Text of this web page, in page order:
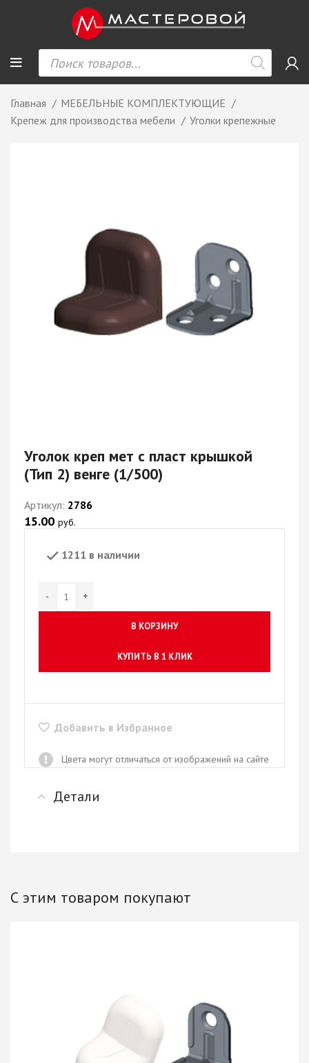
Главная
МЕБЕЛЬНЫЕ КОМПЛЕКТУЮЩИЕ
Крепеж для производства мебели
Уголки крепежные
Уголок креп мет с пласт крышкой
(Тип 2) венге (1/500)
Артикул: 2786
15.00 руб.
1211 в наличии
В КОРЗИНУ
КУПИТЬ В 1 КЛИК
Добавить в Избранное
Цвета могут отличаться от изображений на сайте
Детали
С этим товаром покупают